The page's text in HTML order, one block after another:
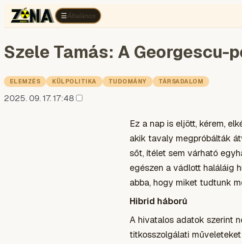
☰Általános
ÁltalánosBelpolitika
Szele Tamás: A Georgescu-
ELEMZÉS KÜLPOLITIKA TUDOMÁNY TÁRSADALOM
2025. 09. 17. 17:48
Ez a nap is eljött, kérem,
akik tavaly megpróbálták
sőt, ítélet sem várható
egészen a vádlott haláláig
abba, hogy miket tudtunk
Hibrid háború
A hivatalos adatok szerint
titkosszolgálati